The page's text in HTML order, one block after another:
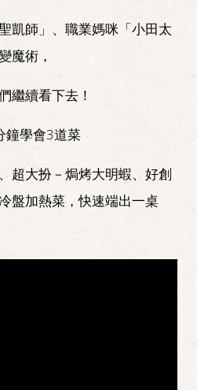
凱師」、職業媽咪「小田太
魔術，
繼續看下去！
鐘學會3道菜
超大扮－焗烤大明蝦、好創
盤加熱菜，快速端出一桌